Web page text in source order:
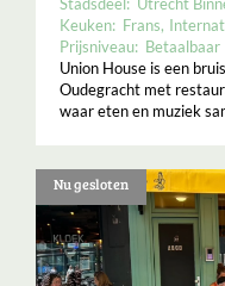
Keuken: Frans
Prijsniveau: Betaalbaar
Union House is een
Oudegracht met
waar eten en muziek
Nu gesloten